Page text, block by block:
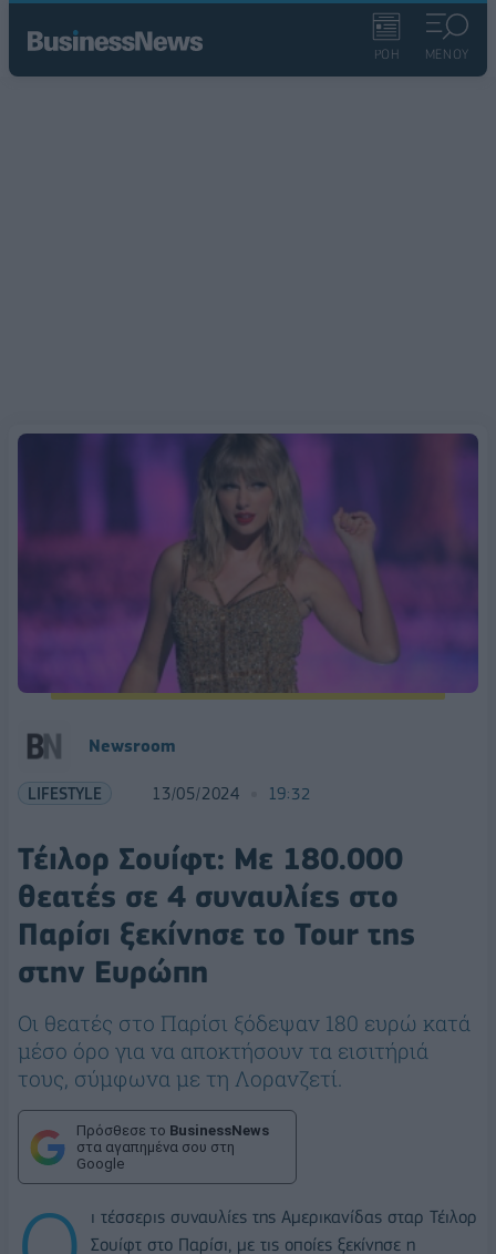
ΡΟΗ ΜΕΝΟΥ
Newsroom
LIFESTYLE 13/05/2024 19:32
Τέιλορ Σουίφτ: Με 180.000
θεατές σε 4 συναυλίες στο
Παρίσι ξεκίνησε το Tour της
στην Ευρώπη
Οι θεατές στο Παρίσι ξόδεψαν 180 ευρώ κατά
μέσο όρο για να αποκτήσουν τα εισιτήριά
τους, σύμφωνα με τη Λορανζετί.
Πρόσθεσε το BusinessNews
στα αγαπημένα σου στη
Google
ι τέσσερις συναυλίες της Αμερικανίδας σταρ Τέιλορ
Σουίφτ στο Παρίσι, με τις οποίες ξεκίνησε η